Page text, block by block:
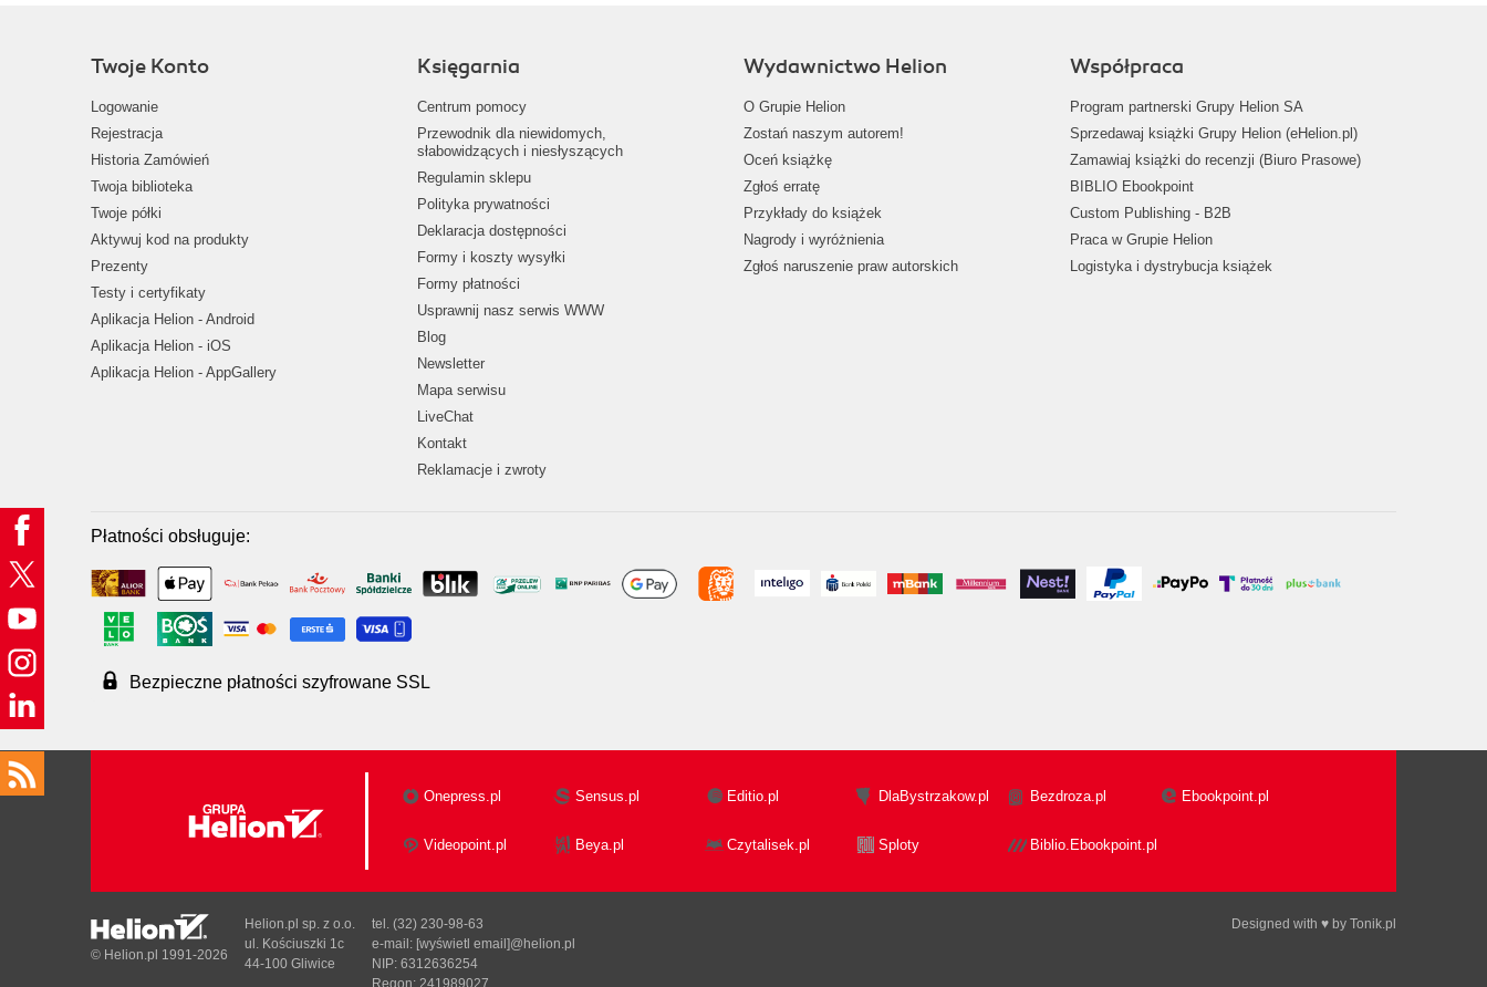
Twoje Konto
Logowanie
Rejestracja
Historia Zamówień
Twoja biblioteka
Twoje półki
Aktywuj kod na produkty
Prezenty
Testy i certyfikaty
Aplikacja Helion - Android
Aplikacja Helion - iOS
Aplikacja Helion - AppGallery
Księgarnia
Centrum pomocy
Przewodnik dla niewidomych,
słabowidzących i niesłyszących
Regulamin sklepu
Polityka prywatności
Deklaracja dostępności
Formy i koszty wysyłki
Formy płatności
Usprawnij nasz serwis WWW
Blog
Newsletter
Mapa serwisu
LiveChat
Kontakt
Reklamacje i zwroty
Wydawnictwo Helion
O Grupie Helion
Zostań naszym autorem!
Oceń książkę
Zgłoś erratę
Przykłady do książek
Nagrody i wyróżnienia
Zgłoś naruszenie praw autorskich
Współpraca
Program partnerski Grupy Helion SA
Sprzedawaj książki Grupy Helion (eHelion.pl)
Zamawiaj książki do recenzji (Biuro Prasowe)
BIBLIO Ebookpoint
Custom Publishing - B2B
Praca w Grupie Helion
Logistyka i dystrybucja książek
Płatności obsługuje:
Bezpieczne płatności szyfrowane SSL
Onepress.pl Sensus.pl Editio.pl DlaBystrzakow.pl Bezdroza.pl Ebookpoint.pl
Videopoint.pl Beya.pl Czytalisek.pl Sploty Biblio.Ebookpoint.pl
Designed with ♥ by Tonik.pl
© Helion.pl 1991-2026
Helion.pl sp. z o.o.
ul. Kościuszki 1c
44-100 Gliwice
tel. (32) 230-98-63
e-mail: [wyświetl email]@helion.pl
NIP: 6312636254
Regon: 241989027